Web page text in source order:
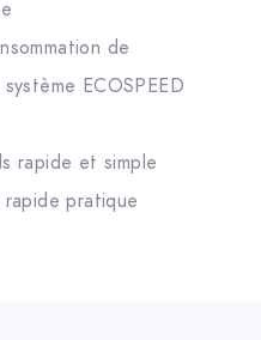
de
ECOSPEED
rapide et simple
pratique